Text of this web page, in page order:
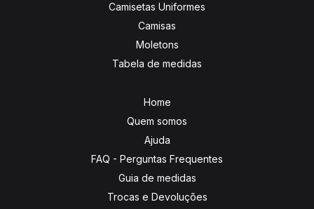
Camisetas Uniformes
Camisas
Moletons
Tabela de medidas
Home
Quem somos
Ajuda
FAQ - Perguntas Frequentes
Guia de medidas
Trocas e Devoluções